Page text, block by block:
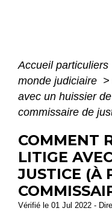
Accueil particuliers
monde judiciaire >
avec un huissier
commissaire de
COMMENT
LITIGE
JUSTICE (À
Vérifié le 01 Jul 2022 -